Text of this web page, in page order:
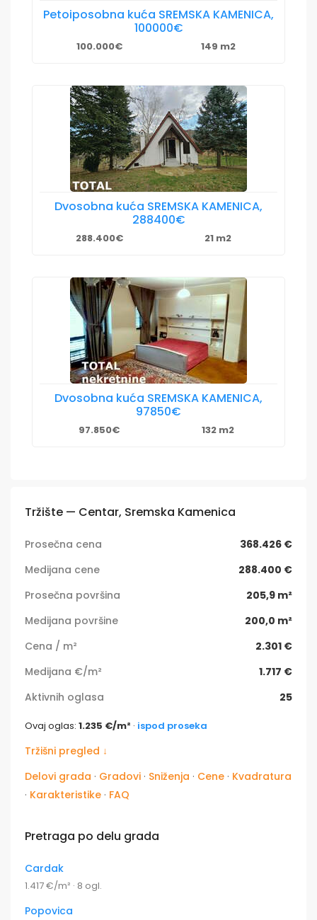
Petoiposobna kuća SREMSKA KAMENICA,
100000€
100.000€ 149 m2
Dvosobna kuća SREMSKA KAMENICA,
288400€
288.400€ 21 m2
Dvosobna kuća SREMSKA KAMENICA,
97850€
97.850€ 132 m2
Tržište — Centar, Sremska Kamenica
Prosečna cena
368.426 €
Medijana cene
288.400 €
Prosečna površina
205,9 m²
Medijana površine
200,0 m²
Cena / m²
2.301 €
Medijana €/m²
1.717 €
Aktivnih oglasa
25
Ovaj oglas: 1.235 €/m² · ispod proseka
Tržišni pregled ↓
Delovi grada · Gradovi · Sniženja · Cene · Kvadratura
· Karakteristike · FAQ
Pretraga po delu grada
Cardak
1.417 €/m² · 8 ogl.
Popovica